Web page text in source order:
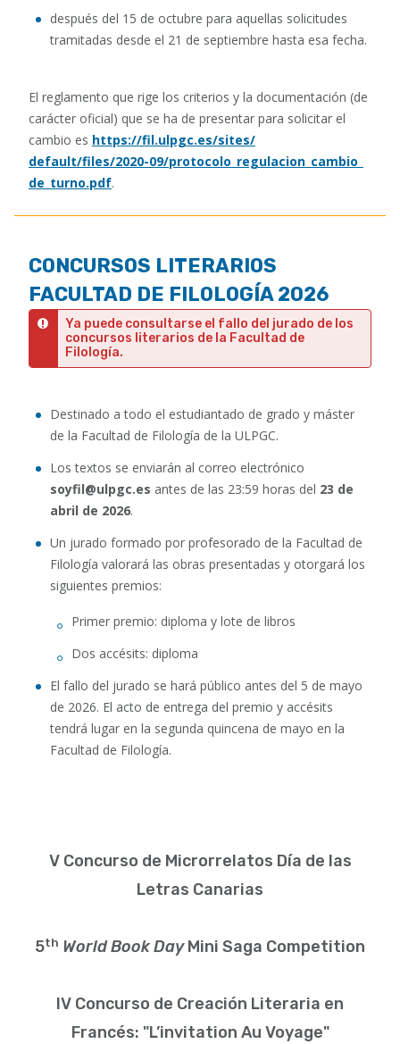
después del 15 de octubre para aquellas solicitudes
tramitadas desde el 21 de septiembre hasta esa fecha.
El reglamento que rige los criterios y la documentación (de
carácter oficial) que se ha de presentar para solicitar el
cambio es https://fil.ulpgc.es/sites/
default/files/2020-09/protocolo_regulacion_cambio_
de_turno.pdf.
CONCURSOS LITERARIOS
FACULTAD DE FILOLOGÍA 2026
Ya puede consultarse el fallo del jurado de los
concursos literarios de la Facultad de
Filología.
Destinado a todo el estudiantado de grado y máster
de la Facultad de Filología de la ULPGC.
Los textos se enviarán al correo electrónico
soyfil@ulpgc.es antes de las 23:59 horas del 23 de
abril de 2026.
Un jurado formado por profesorado de la Facultad de
Filología valorará las obras presentadas y otorgará los
siguientes premios:
Primer premio: diploma y lote de libros
Dos accésits: diploma
El fallo del jurado se hará público antes del 5 de mayo
de 2026. El acto de entrega del premio y accésits
tendrá lugar en la segunda quincena de mayo en la
Facultad de Filología.
V Concurso de Microrrelatos Día de las
Letras Canarias
5th World Book DayMini Saga Competition
IV Concurso de Creación Literaria en
Francés: "L’invitation Au Voyage"